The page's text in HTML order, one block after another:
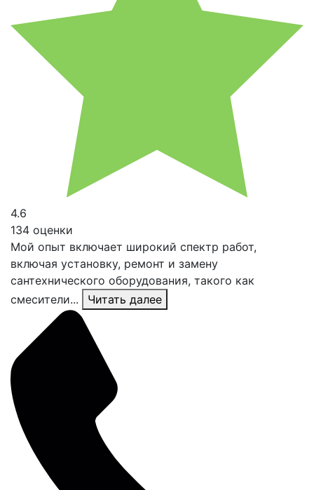
4.6
134 оценки
Мой опыт включает широкий спектр работ,
включая установку, ремонт и замену
сантехнического оборудования, такого как
смесители...
Читать далее